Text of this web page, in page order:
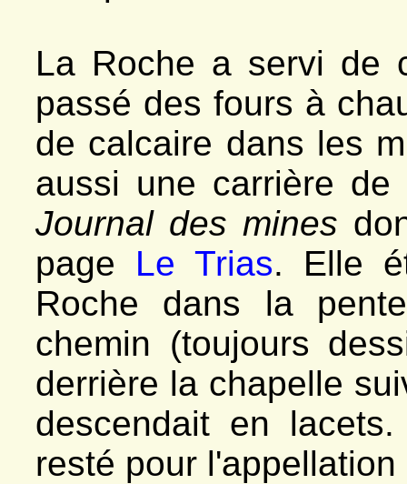
La Roche a servi de
passé des fours à
de calcaire dans les
aussi une carrière
Journal des mines
page Le Trias. Elle
Roche dans la
chemin (toujours
derrière la chapelle
descendait en
resté pour